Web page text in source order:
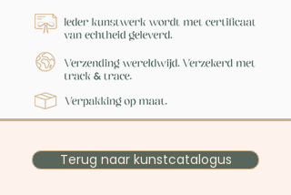
Terug naar kunstcatalogus